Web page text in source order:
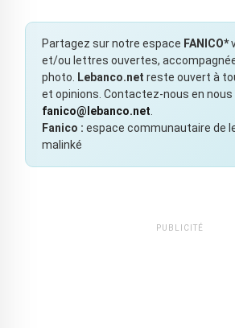
Partagez sur notre espace FANICO*
et/ou lettres ouvertes,
photo. Lebanco.net reste ouvert à
et opinions. Contactez-nous en
fanico@lebanco.net.
Fanico : espace communautaire de
malinké
PUBLICITÉ